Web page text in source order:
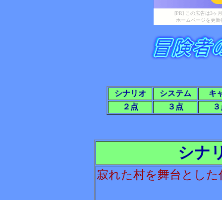
[PR] この広告は3ヶ
ホームページを更
シナリオ システム
キ
２点
３点
シナ
寂れた村を舞台とした